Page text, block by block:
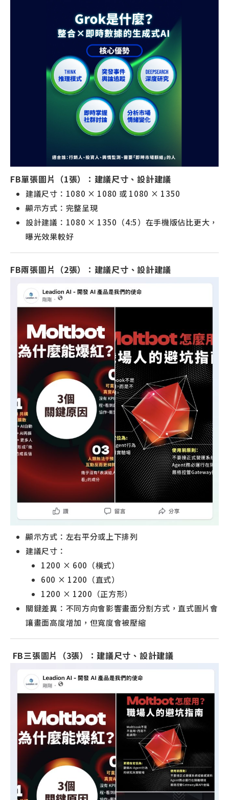
FB單張圖片（1張）：建議尺寸、設計建議
建議尺寸：1080 × 1080 或 1080 × 1350
顯示方式：完整呈現
設計建議：1080 × 1350（4:5）在手機版佔比更大，
曝光效果較好
FB兩張圖片（2張） ：建議尺寸、設計建議
顯示方式：左右平分或上下排列
建議尺寸：
1200 × 600（橫式）
600 × 1200（直式）
1200 × 1200（正方形）
關鍵差異：不同方向會影響畫面分割方式，直式圖片會
讓畫面高度增加，但寬度會被壓縮
FB三張圖片（3張）：建議尺寸、設計建議